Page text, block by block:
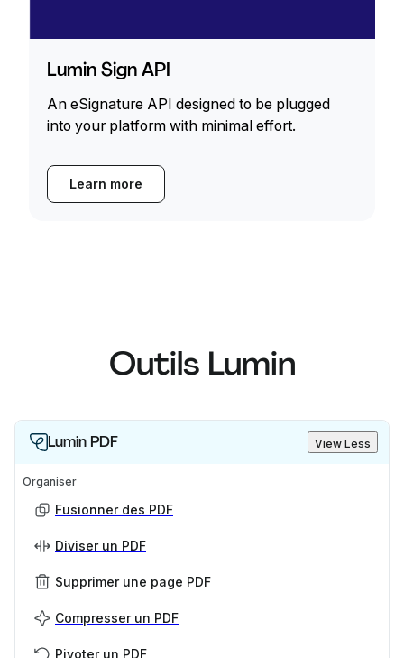
Lumin Sign API
An eSignature API designed to be plugged
into your platform with minimal effort.
Learn more
Outils Lumin
Lumin PDF View Less
Organiser
Fusionner des PDF
Diviser un PDF
Supprimer une page PDF
Compresser un PDF
Pivoter un PDF